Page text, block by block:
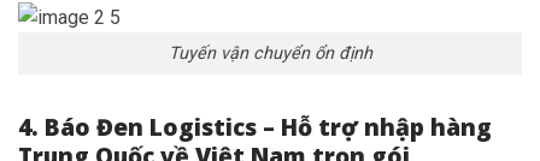
Tuyến vận chuyển ổn định
4. Báo Đen Logistics – Hỗ trợ nhập hàng